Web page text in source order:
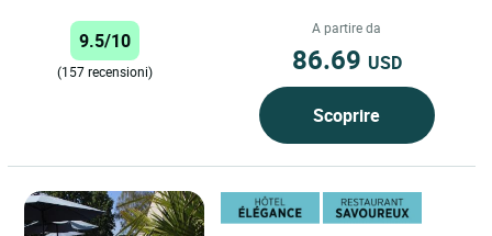
9.5/10
(157 recensioni)
A partire da
86.69 USD
Scoprire